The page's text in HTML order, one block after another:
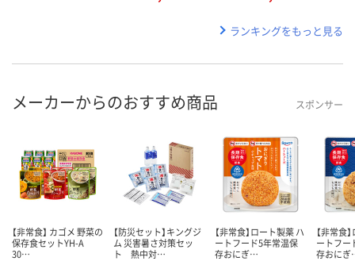
ランキングをもっと見る
メーカーからのおすすめ商品 スポンサー
【非常食】 カゴメ 野菜の
保存食セットYH-A
30…
【防災セット】キングジ
ム 災害暑さ対策セッ
ト 熱中対…
【非常食】ロート製薬 ハ
ートフード5年常温保
存おにぎ…
【非常食
ートフー
存おに